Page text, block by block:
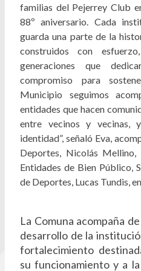
familias del Pejerrey Club
88º aniversario. Cada
guarda una parte de la
construidos con
generaciones que
compromiso para
Municipio seguimos
entidades que hacen
entre vecinos y vecinas,
identidad”, señaló Eva,
Deportes, Nicolás
Entidades de Bien Público,
de Deportes, Lucas Tundis,
La Comuna acompaña
desarrollo de la
fortalecimiento
su funcionamiento y a